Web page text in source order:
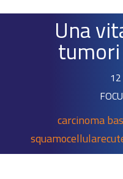
Una
carcinoma
squamocellulare